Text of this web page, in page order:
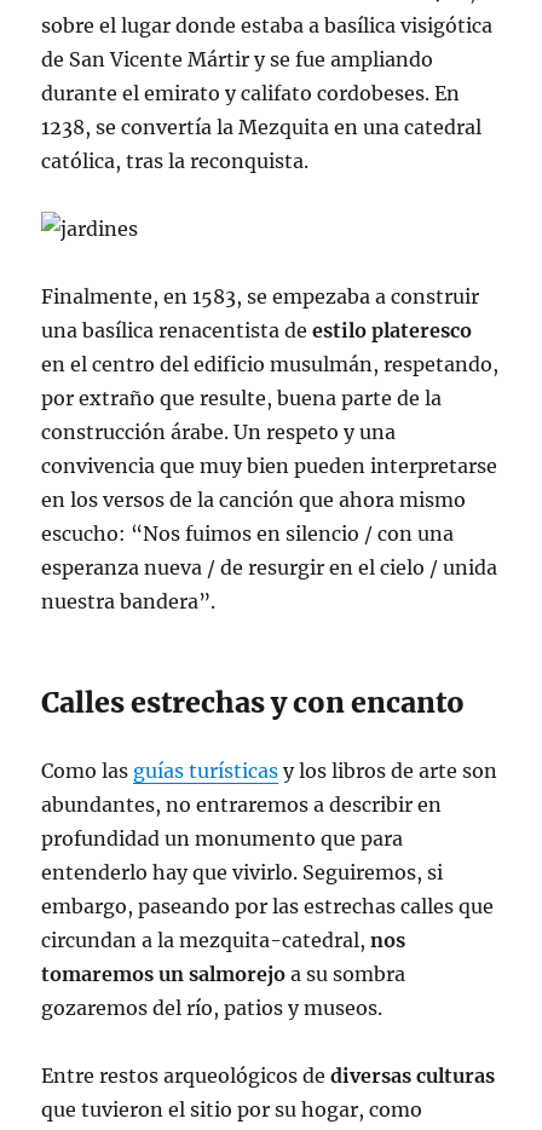
sobre el lugar donde estaba a basílica visigótica
de San Vicente Mártir y se fue ampliando
durante el emirato y califato cordobeses. En
1238, se convertía la Mezquita en una catedral
católica, tras la reconquista.
Finalmente, en 1583, se empezaba a construir
una basílica renacentista deestilo plateresco
en el centro del edificio musulmán, respetando,
por extraño que resulte, buena parte de la
construcción árabe. Un respeto y una
convivencia que muy bien pueden interpretarse
en los versos de la canción que ahora mismo
escucho: “Nos fuimos en silencio / con una
esperanza nueva / de resurgir en el cielo / unida
nuestra bandera”.
Calles estrechas y con encanto
Como las guías turísticas y los libros de arte son
abundantes, no entraremos a describir en
profundidad un monumento que para
entenderlo hay que vivirlo. Seguiremos, si
embargo, paseando por las estrechas calles que
circundan a la mezquita-catedral,nos
tomaremos un salmorejoa su sombra
gozaremos del río, patios y museos.
Entre restos arqueológicos dediversas culturas
que tuvieron el sitio por su hogar, como